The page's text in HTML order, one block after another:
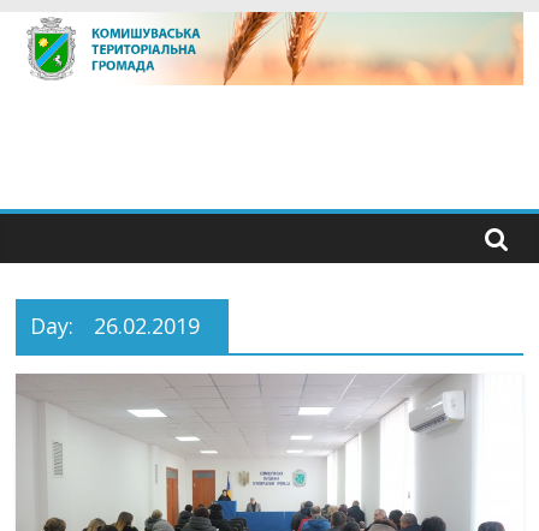
Skip
content
Day: 26.02.2019